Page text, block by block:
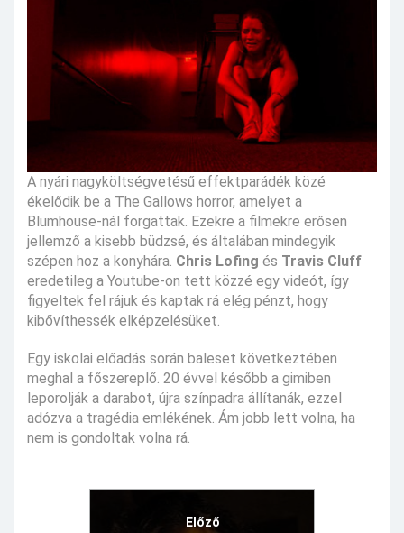
A nyári nagyköltségvetésű effektparádék közé
ékelődik be a The Gallows horror, amelyet a
Blumhouse-nál forgattak. Ezekre a filmekre erősen
jellemző a kisebb büdzsé, és általában mindegyik
szépen hoz a konyhára. Chris Lofing és Travis Cluff
eredetileg a Youtube-on tett közzé egy videót, így
figyeltek fel rájuk és kaptak rá elég pénzt, hogy
kibővíthessék elképzelésüket.
Egy iskolai előadás során baleset következtében
meghal a főszereplő. 20 évvel később a gimiben
leporolják a darabot, újra színpadra állítanák, ezzel
adózva a tragédia emlékének. Ám jobb lett volna, ha
nem is gondoltak volna rá.
Előző